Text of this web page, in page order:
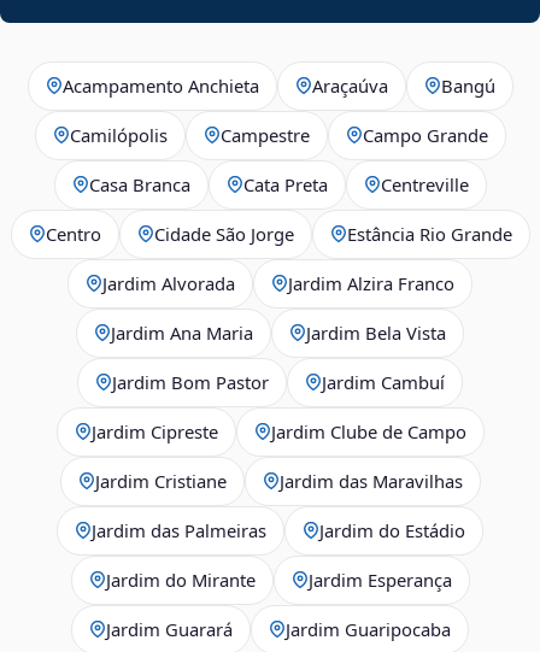
Acampamento Anchieta Araçaúva Bangú
Camilópolis Campestre Campo Grande
Casa Branca Cata Preta Centreville
Centro Cidade São Jorge Estância Rio Grande
Jardim Alvorada Jardim Alzira Franco
Jardim Ana Maria Jardim Bela Vista
Jardim Bom Pastor Jardim Cambuí
Jardim Cipreste Jardim Clube de Campo
Jardim Cristiane Jardim das Maravilhas
Jardim das Palmeiras Jardim do Estádio
Jardim do Mirante Jardim Esperança
Jardim Guarará Jardim Guaripocaba